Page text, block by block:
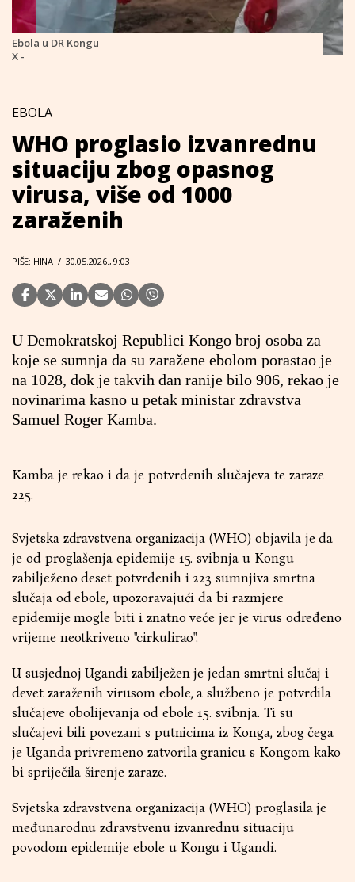
Ebola u DR Kongu
X -
EBOLA
WHO proglasio izvanrednu
situaciju zbog opasnog
virusa, više od 1000
zaraženih
PIŠE: HINA / 30.05.2026., 9:03
U Demokratskoj Republici Kongo broj osoba za
koje se sumnja da su zaražene ebolom porastao je
na 1028, dok je takvih dan ranije bilo 906, rekao je
novinarima kasno u petak ministar zdravstva
Samuel Roger Kamba.
Kamba je rekao i da je potvrđenih slučajeva te zaraze
225.
Svjetska zdravstvena organizacija (WHO) objavila je da
je od proglašenja epidemije 15. svibnja u Kongu
zabilježeno deset potvrđenih i 223 sumnjiva smrtna
slučaja od ebole, upozoravajući da bi razmjere
epidemije mogle biti i znatno veće jer je virus određeno
vrijeme neotkriveno "cirkulirao".
U susjednoj Ugandi zabilježen je jedan smrtni slučaj i
devet zaraženih virusom ebole, a službeno je potvrdila
slučajeve obolijevanja od ebole 15. svibnja. Ti su
slučajevi bili povezani s putnicima iz Konga, zbog čega
je Uganda privremeno zatvorila granicu s Kongom kako
bi spriječila širenje zaraze.
Svjetska zdravstvena organizacija (WHO) proglasila je
međunarodnu zdravstvenu izvanrednu situaciju
povodom epidemije ebole u Kongu i Ugandi.